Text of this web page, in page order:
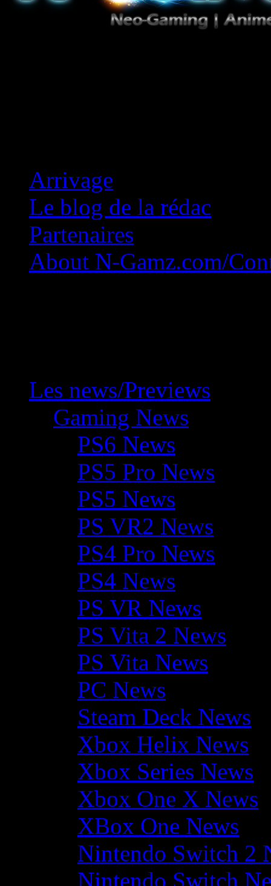
Arrivage
Le blog de la rédac
Partenaires
About N-Gamz.com/
Les news/Previews
Gaming News
PS6 News
PS5 Pro News
PS5 News
PS VR2 News
PS4 Pro News
PS4 News
PS VR News
PS Vita 2 News
PS Vita News
PC News
Steam Deck News
Xbox Helix News
Xbox Series News
Xbox One X News
XBox One News
Nintendo Switch 2
Nintendo Switch